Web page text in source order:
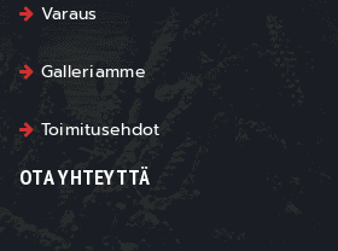
Varaus
Galleriamme
Toimitusehdot
OTA YHTEYTTÄ